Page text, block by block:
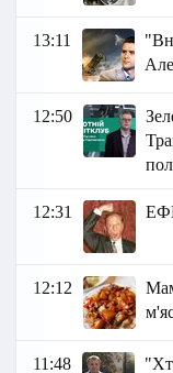
13:11
12:50
12:31
12:12
11:48